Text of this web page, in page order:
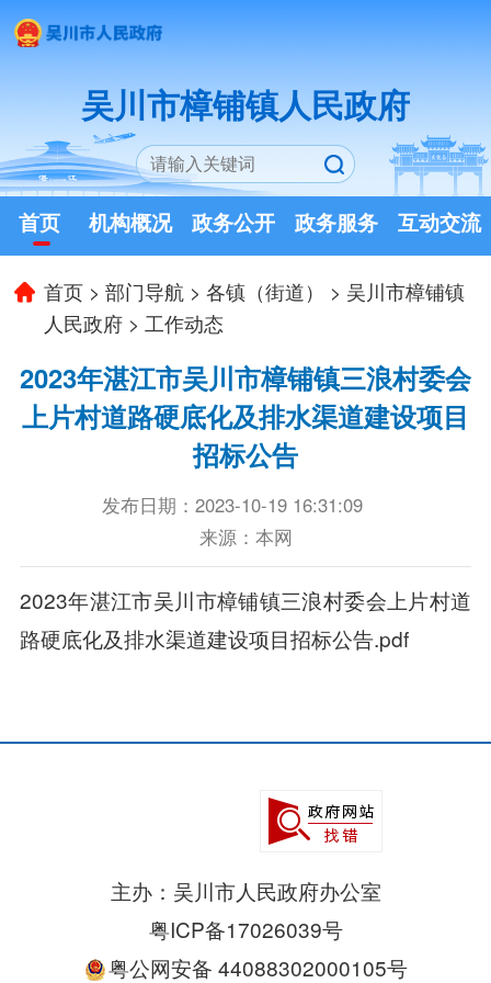
吴川市樟铺镇人民政府
首页 机构概况 政务公开 政务服务 互动交流
首页 >部门导航 >各镇（街道） > 吴川市樟铺镇
人民政府 > 工作动态
2023年湛江市吴川市樟铺镇三浪村委会
上片村道路硬底化及排水渠道建设项目
招标公告
发布日期：2023-10-19 16:31:09
来源：本网
2023年湛江市吴川市樟铺镇三浪村委会上片村道
路硬底化及排水渠道建设项目招标公告.pdf
主办：吴川市人民政府办公室
粤ICP备17026039号
粤公网安备 44088302000105号